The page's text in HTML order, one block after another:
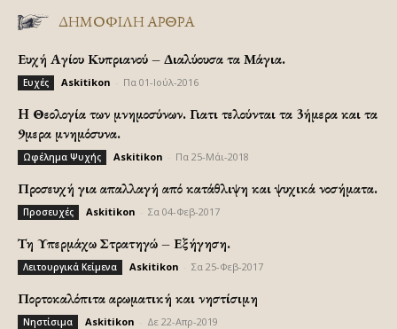
ΔΗΜΟΦΙΛΗ ΑΡΘΡΑ
Ευχή Αγίου Κυπριανού – Διαλύουσα τα Μάγια.
Ευχές Askitikon Πα 01-Ιούλ-2016
H Θεολογία των μνημοσύνων. Γιατι τελούνται τα 3ήμερα και τα
9μερα μνημόσυνα.
Ωφέλημα Ψυχής Askitikon Πα 25-Μάι-2018
Προσευχή για απαλλαγή από κατάθλιψη και ψυχικά νοσήματα.
Προσευχές Askitikon Σα 04-Φεβ-2017
Τη Υπερμάχω Στρατηγώ – Εξήγηση.
Λειτουργικά Κείμενα Askitikon Σα 25-Φεβ-2017
Πορτοκαλόπιτα αρωματική και νηστίσιμη
Νηστίσιμα Askitikon Δε 22-Απρ-2019